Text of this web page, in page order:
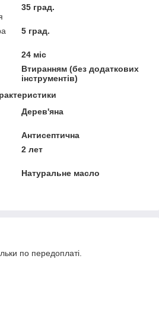
35 град.
5 град.
24 міс
Втиранням (без додаткових
інструментів)
Дерев'яна
Антисептична
2 лет
Натуральне масло
по передоплаті.